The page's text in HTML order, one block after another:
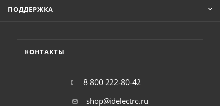
ПОДДЕРЖКА
КОНТАКТЫ
8 800 222-80-42
shop@idelectro.ru